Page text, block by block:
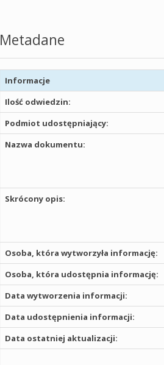
Metadane
Informacje
Ilość odwiedzin:
Podmiot udostępniający:
Nazwa dokumentu:
Skrócony opis:
Osoba, która wytworzyła informację:
Osoba, która udostępnia informację:
Data wytworzenia informacji:
Data udostępnienia informacji:
Data ostatniej aktualizacji: